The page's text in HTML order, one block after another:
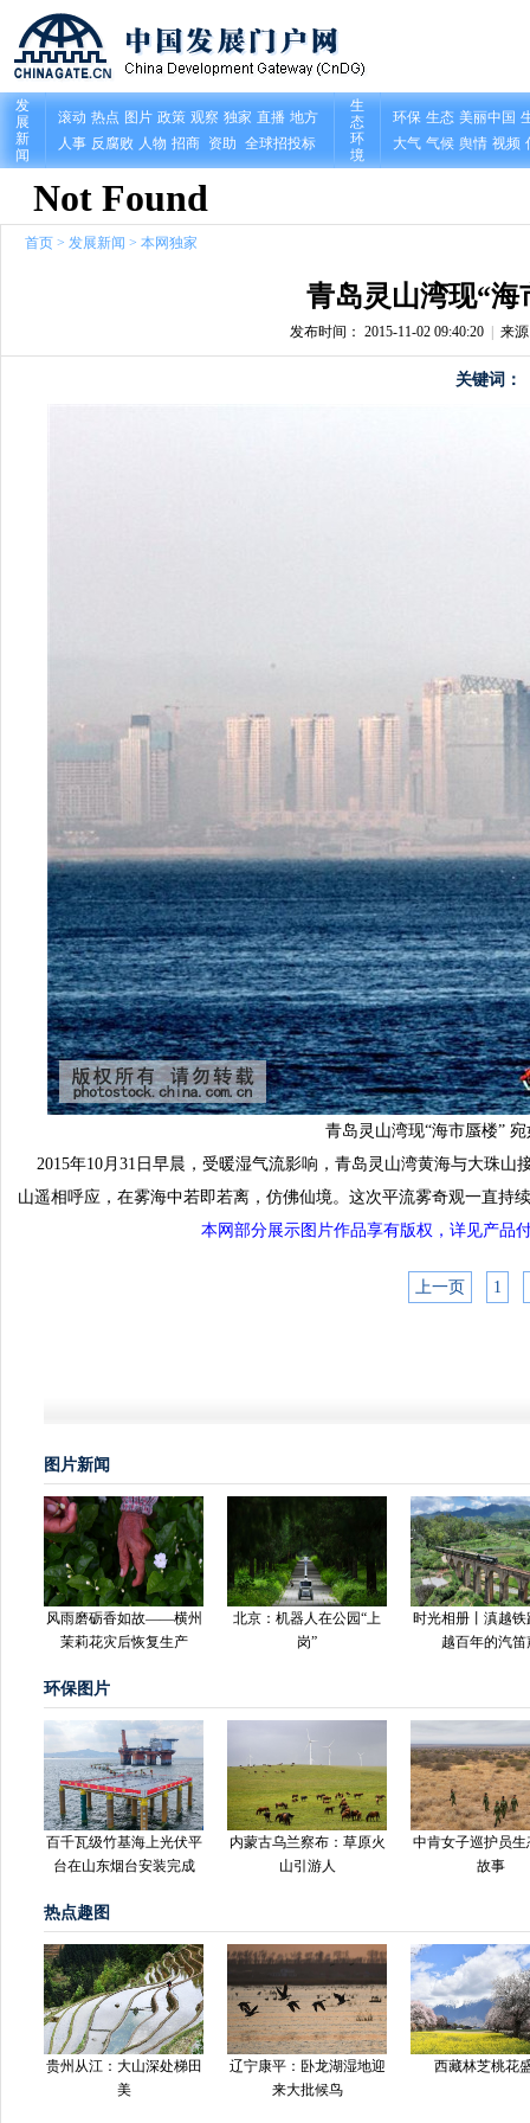
首页 > 发展新闻 > 本网独家
青岛灵山湾现“海
发布时间： 2015-11-02 09:40:20| 来
关键词：
青岛灵山湾现“海市蜃楼”
2015年10月31日早晨，受暖湿气流影响，青岛灵山湾黄海与大珠
山遥相呼应，在雾海中若即若离，仿佛仙境。这次平流雾奇观一直持
本网部分展示图片作品享有版权，详见产品
上一页 1